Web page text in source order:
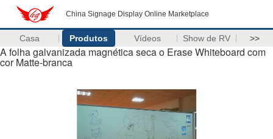
China Signage Display Online Marketplace
Casa Produtos Vídeos Show de RV >>
A folha galvanizada magnética seca o Erase Whiteboard com
cor Matte-branca